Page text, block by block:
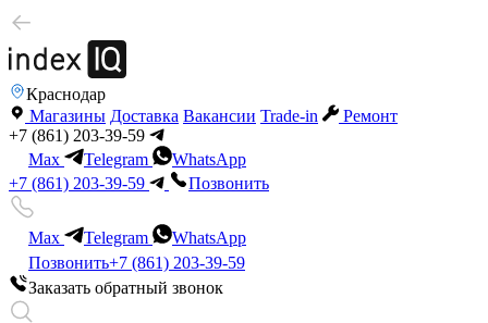
Краснодар
Магазины Доставка Вакансии Trade-in
Ремонт
+7 (861) 203-39-59
Max
Telegram
WhatsApp
+7 (861) 203-39-59
Позвонить
Max Telegram
WhatsApp
Позвонить+7 (861) 203-39-59
Заказать обратный звонок